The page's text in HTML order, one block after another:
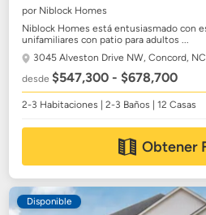
por Niblock Homes
Niblock Homes está entusiasmado con
unifamiliares con patio para adultos ...
3045 Alveston Drive NW,Concord,
desde$547,300 - $678,700
2-3 Habitaciones | 2-3 Baños | 12 Casas
Obtener
Disponible